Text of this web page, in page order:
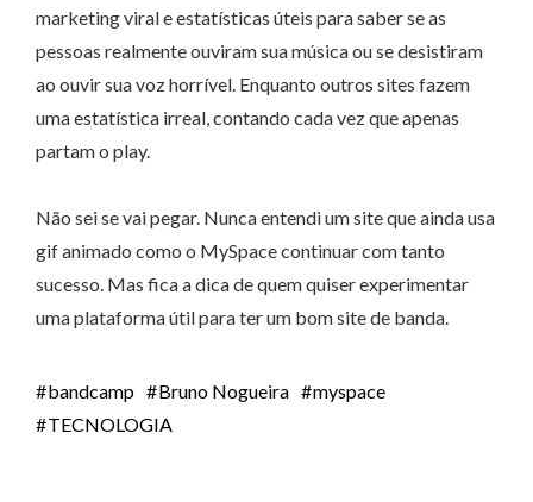
marketing viral e estatísticas úteis para saber se as
pessoas realmente ouviram sua música ou se desistiram
ao ouvir sua voz horrível. Enquanto outros sites fazem
uma estatística irreal, contando cada vez que apenas
partam o play.
Não sei se vai pegar. Nunca entendi um site que ainda usa
gif animado como o MySpace continuar com tanto
sucesso. Mas fica a dica de quem quiser experimentar
uma plataforma útil para ter um bom site de banda.
bandcamp Bruno Nogueira
myspace
TECNOLOGIA